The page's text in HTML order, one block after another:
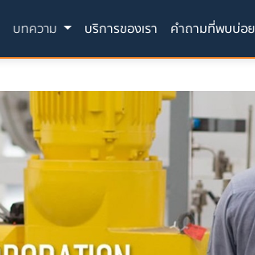
บทความ บริการของเรา คำถามที่พบบ่อย